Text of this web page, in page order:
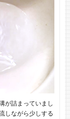
が詰まっていまし
しながら少しする